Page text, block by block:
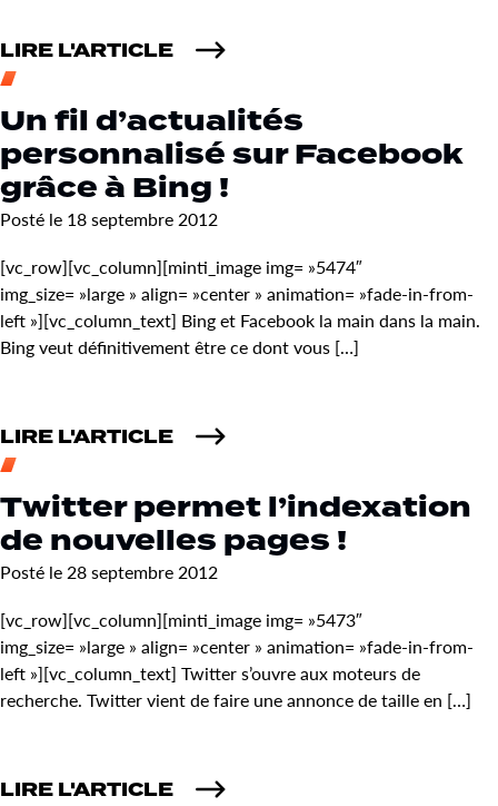
LIRE L'ARTICLE
Un fil d’actualités
personnalisé sur Facebook
grâce à Bing !
Posté le 18 septembre 2012
[vc_row][vc_column][minti_image img= »5474″
img_size= »large » align= »center » animation= »fade-in-from-
left »][vc_column_text] Bing et Facebook la main dans la main.
Bing veut définitivement être ce dont vous […]
LIRE L'ARTICLE
Twitter permet l’indexation
de nouvelles pages !
Posté le 28 septembre 2012
[vc_row][vc_column][minti_image img= »5473″
img_size= »large » align= »center » animation= »fade-in-from-
left »][vc_column_text] Twitter s’ouvre aux moteurs de
recherche. Twitter vient de faire une annonce de taille en […]
LIRE L'ARTICLE